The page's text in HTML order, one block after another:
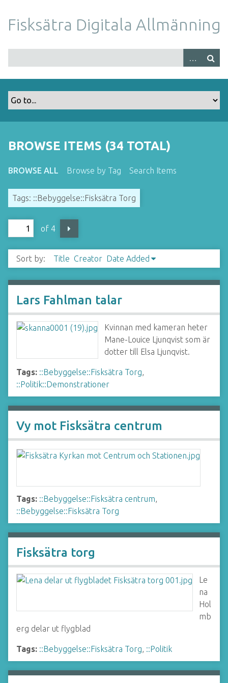
m
Fisksätra Digitala Allmänning
BROWSE ITEMS (34 TOTAL)
BROWSE ALL Browse by Tag Search Items
Tags: ::Bebyggelse::Fisksätra Torg
of 4
Sort by: Title Creator Date Added
Lars Fahlman talar
Kvinnan med kameran heter
Mane-Louice Ljunqvist som är
dotter till Elsa Ljunqvist.
Tags: ::Bebyggelse::Fisksätra Torg,
::Politik::Demonstrationer
Vy mot Fisksätra centrum
Tags: ::Bebyggelse::Fisksätra centrum,
::Bebyggelse::Fisksätra Torg
Fisksätra torg
Le
na
Hol
mb
erg delar ut flygblad
Tags: ::Bebyggelse::Fisksätra Torg, ::Politik